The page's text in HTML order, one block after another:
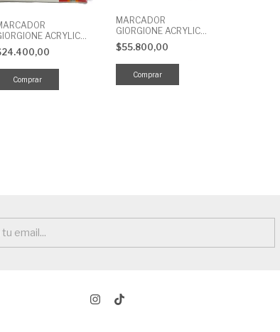
ACRYLIC
1MM X 12
MARCADOR
GIORGIONE ACRYLIC
OUTLINE VALVULA
1.2MM X 24 UNID
$55.800,00